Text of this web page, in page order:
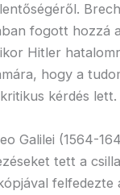
fogott hozzá
Hitler
hogy a
kérdés lett.
Galilei (1564-
tett a
felfedezte